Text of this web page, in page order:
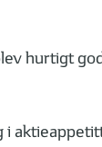
hurtigt
i